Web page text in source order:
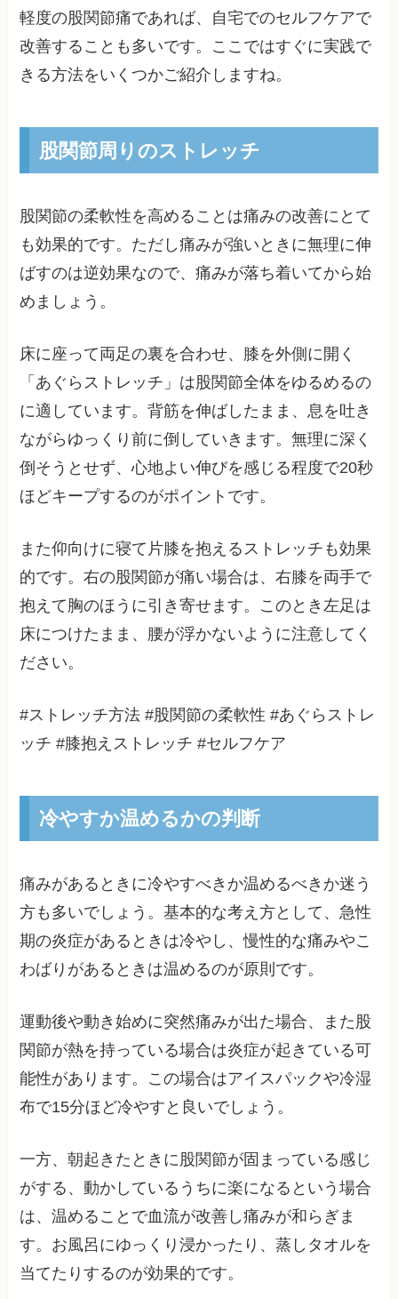
軽度の股関節痛であれば、自宅でのセルフケアで
改善することも多いです。ここではすぐに実践で
きる方法をいくつかご紹介しますね。
股関節周りのストレッチ
股関節の柔軟性を高めることは痛みの改善にとて
も効果的です。ただし痛みが強いときに無理に伸
ばすのは逆効果なので、痛みが落ち着いてから始
めましょう。
床に座って両足の裏を合わせ、膝を外側に開く
「あぐらストレッチ」は股関節全体をゆるめるの
に適しています。背筋を伸ばしたまま、息を吐き
ながらゆっくり前に倒していきます。無理に深く
倒そうとせず、心地よい伸びを感じる程度で20秒
ほどキープするのがポイントです。
また仰向けに寝て片膝を抱えるストレッチも効果
的です。右の股関節が痛い場合は、右膝を両手で
抱えて胸のほうに引き寄せます。このとき左足は
床につけたまま、腰が浮かないように注意してく
ださい。
#ストレッチ方法 #股関節の柔軟性 #あぐらストレ
ッチ #膝抱えストレッチ #セルフケア
冷やすか温めるかの判断
痛みがあるときに冷やすべきか温めるべきか迷う
方も多いでしょう。基本的な考え方として、急性
期の炎症があるときは冷やし、慢性的な痛みやこ
わばりがあるときは温めるのが原則です。
運動後や動き始めに突然痛みが出た場合、また股
関節が熱を持っている場合は炎症が起きている可
能性があります。この場合はアイスパックや冷湿
布で15分ほど冷やすと良いでしょう。
一方、朝起きたときに股関節が固まっている感じ
がする、動かしているうちに楽になるという場合
は、温めることで血流が改善し痛みが和らぎま
す。お風呂にゆっくり浸かったり、蒸しタオルを
当てたりするのが効果的です。